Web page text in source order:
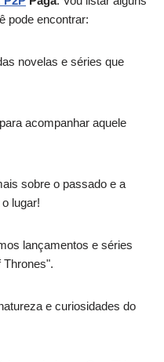
pode encontrar:
novelas e séries que
acompanhar aquele
sobre o passado e a
lugar!
lançamentos e séries
Thrones".
e curiosidades do